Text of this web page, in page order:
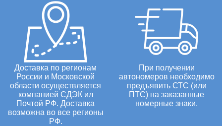
Доставка по регионам
России и Московской
области осуществляется
компанией СДЭК ил
Почтой РФ. Доставка
возможна во все регионы
РФ.
При получении
автономеров необходимо
предъявить СТС (или
ПТС) на заказанные
номерные знаки.